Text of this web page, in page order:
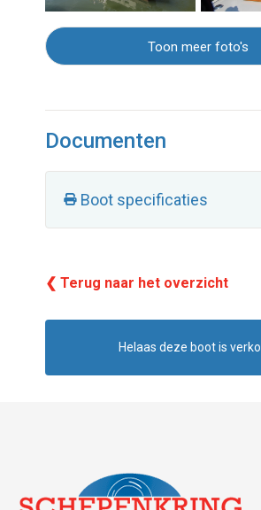
Toon meer foto's
Documenten
Boot specificaties
❮ Terug naar het overzicht
Helaas deze boot is